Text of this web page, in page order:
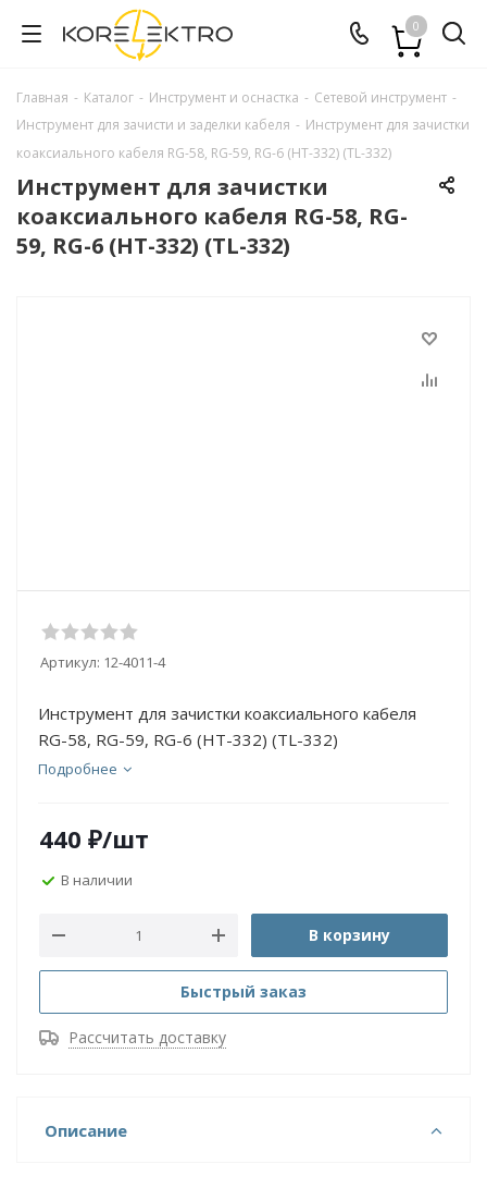
0
Главная - Каталог - Инструмент и оснастка - Сетевой инструмент -
Инструмент для зачисти и заделки кабеля - Инструмент для зачистки
коаксиального кабеля RG-58, RG-59, RG-6 (HT-332) (TL-332)
Инструмент для зачистки
коаксиального кабеля RG-58, RG-
59, RG-6 (HT-332) (TL-332)
Артикул: 12-4011-4
Инструмент для зачистки коаксиального кабеля
RG-58, RG-59, RG-6 (HT-332) (TL-332)
Подробнее
440 ₽/шт
В наличии
В корзину
Быстрый заказ
Рассчитать доставку
Описание